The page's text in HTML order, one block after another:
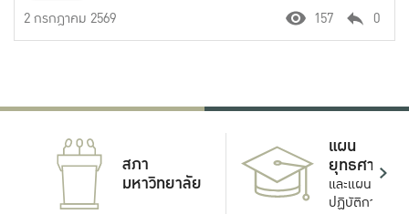
2 กรกฎาคม 2569
157 0
สภา
มหาวิทยาลัย
แผน
ยุทธศาสตร์
และแผน
ปฏิบัติการ